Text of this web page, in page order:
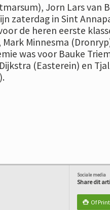
Jorn Lars van
zaterdag in Sint
de heren eerste
Minnesma
was voor Bauke
(Easterein) en
Sociale media
Share dit
 Of